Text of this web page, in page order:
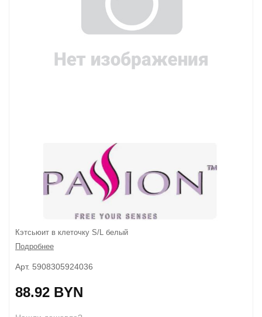
Кэтсьюит в клеточку S/L белый
Подробнее
Арт. 5908305924036
88.92 BYN